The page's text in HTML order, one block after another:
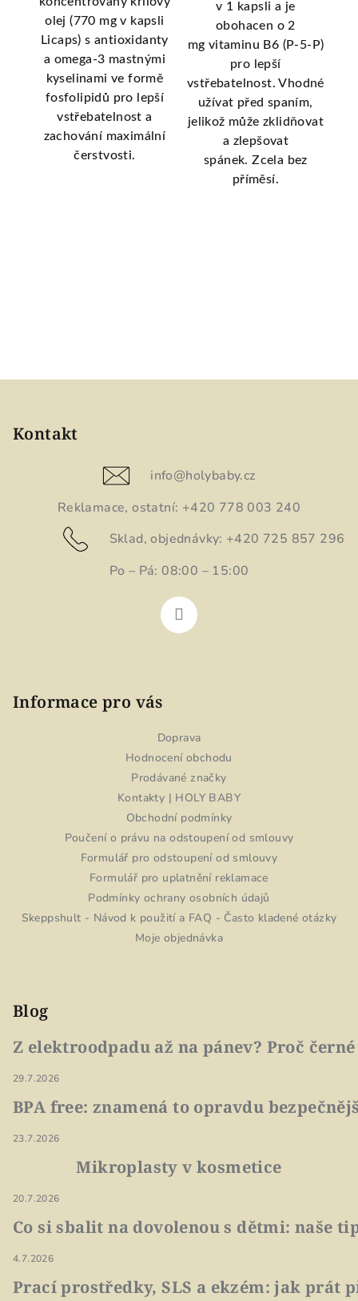
olej (770 mg v kapsli
Licaps) s antioxidanty
a omega-3 mastnými
kyselinami ve formě
fosfolipidů pro lepší
vstřebatelnost a
zachování maximální
čerstvosti.
v 1 kapsli a je
obohacen o 2
mg vitaminu B6 (P-5-P)
pro lepší
vstřebatelnost. Vhodné
užívat před spaním,
jelikož může zklidňovat
a zlepšovat
spánek. Zcela bez
příměsí.
Kontakt
info@holybaby.cz
Reklamace, ostatní: +420 778 003 240
Sklad, objednávky: +420 725 857 296
Po – Pá: 08:00 – 15:00
Informace pro vás
Doprava
Hodnocení obchodu
Prodávané značky
Kontakty | HOLY BABY
Obchodní podmínky
Poučení o právu na odstoupení od smlouvy
Formulář pro odstoupení od smlouvy
Formulář pro uplatnění reklamace
Podmínky ochrany osobních údajů
Skeppshult - Návod k použití a FAQ - Často kladené otázky
Moje objednávka
Blog
Z elektroodpadu až na pánev? Proč
29.7.2026
BPA free: znamená to opravdu
23.7.2026
Mikroplasty v kosmetice
20.7.2026
Co si sbalit na dovolenou s dětmi: naše
4.7.2026
Prací prostředky, SLS a ekzém: jak prát